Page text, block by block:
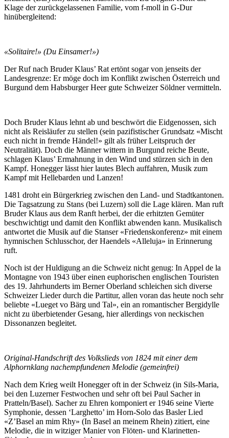
Klage der zurückgelassenen Familie, vom f-moll in G-Dur
hinübergleitend:
«Solitaire!» (Du Einsamer!»)
Der Ruf nach Bruder Klaus’ Rat ertönt sogar von jenseits der
Landesgrenze: Er möge doch im Konflikt zwischen Österreich und
Burgund dem Habsburger Heer gute Schweizer Söldner vermitteln.
Doch Bruder Klaus lehnt ab und beschwört die Eidgenossen, sich
nicht als Reisläufer zu stellen (sein pazifistischer Grundsatz «Mischt
euch nicht in fremde Händel!» gilt als früher Leitspruch der
Neutralität). Doch die Männer wittern in Burgund reiche Beute,
schlagen Klaus’ Ermahnung in den Wind und stürzen sich in den
Kampf. Honegger lässt hier lautes Blech auffahren, Musik zum
Kampf mit Hellebarden und Lanzen!
1481 droht ein Bürgerkrieg zwischen den Land- und Stadtkantonen.
Die Tagsatzung zu Stans (bei Luzern) soll die Lage klären. Man ruft
Bruder Klaus aus dem Ranft herbei, der die erhitzten Gemüter
beschwichtigt und damit den Konflikt abwenden kann. Musikalisch
antwortet die Musik auf die Stanser «Friedenskonferenz» mit einem
hymnischen Schlusschor, der Haendels «Alleluja» in Erinnerung
ruft.
Noch ist der Huldigung an die Schweiz nicht genug: In Appel de la
Montagne von 1943 über einen euphorischen englischen Touristen
des 19. Jahrhunderts im Berner Oberland schleichen sich diverse
Schweizer Lieder durch die Partitur, allen voran das heute noch sehr
beliebte «Lueget vo Bärg und Tal», ein an romantischer Bergidylle
nicht zu überbietender Gesang, hier allerdings von neckischen
Dissonanzen begleitet.
Original-Handschrift des Volkslieds von 1824 mit einer dem
Alphornklang nachempfundenen Melodie (gemeinfrei)
Nach dem Krieg weilt Honegger oft in der Schweiz (in Sils-Maria,
bei den Luzerner Festwochen und sehr oft bei Paul Sacher in
Pratteln/Basel). Sacher zu Ehren komponiert er 1946 seine Vierte
Symphonie, dessen ‘Larghetto’ im Horn-Solo das Basler Lied
«Z’Basel an mim Rhy» (In Basel an meinem Rhein) zitiert, eine
Melodie, die in witziger Manier von Flöten- und Klarinetten-